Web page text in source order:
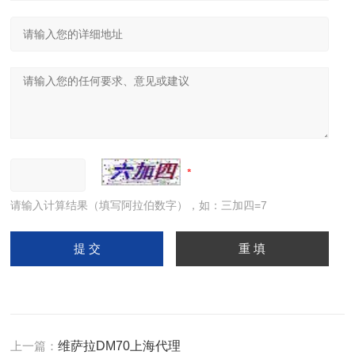
请输入计算结果（填写阿拉伯数字），如：三加四=7
上一篇：维萨拉DM70上海代理